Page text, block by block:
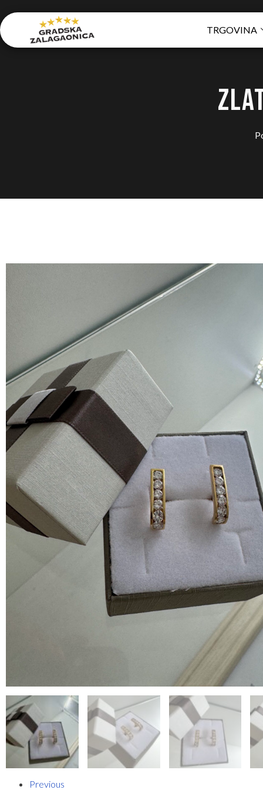
TRGOVINA
Previous